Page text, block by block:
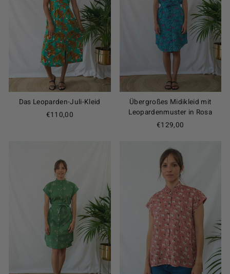
Das Leoparden-Juli-Kleid
€110,00
Übergroßes Midikleid mit
Leopardenmuster in Rosa
€129,00